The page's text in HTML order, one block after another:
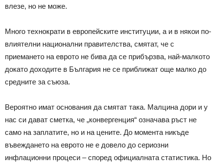
влезе, но не може.
Много технократи в европейските институции, а и в някои по-
влиятелни национални правителства, смятат, че с
приемането на еврото не бива да се прибързва, най-малкото
докато доходите в България не се приближат още малко до
средните за съюза.
Вероятно имат основания да смятат така. Малцина дори и у
нас си дават сметка, че „конвергенция“ означава ръст не
само на заплатите, но и на цените. До момента никъде
въвеждането на еврото не е довело до сериозни
инфлационни процеси – според официалната статистика. Но